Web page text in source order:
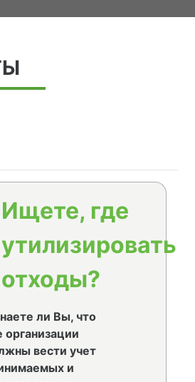
Ищете, где
утилизировать
отходы?
ли Вы, что
организации
вести учет
и